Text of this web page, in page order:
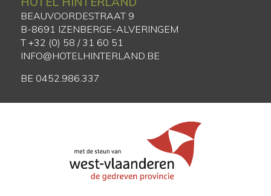
BEAUVOORDESTRAAT 9
B-8691 IZENBERGE-ALVERINGEM
T +32 (0) 58 / 31 60 51
INFO@HOTELHINTERLAND.BE
BE 0452.986.337